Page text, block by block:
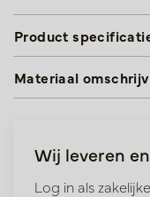
Product
Materiaal
Wij leveren
Log in als